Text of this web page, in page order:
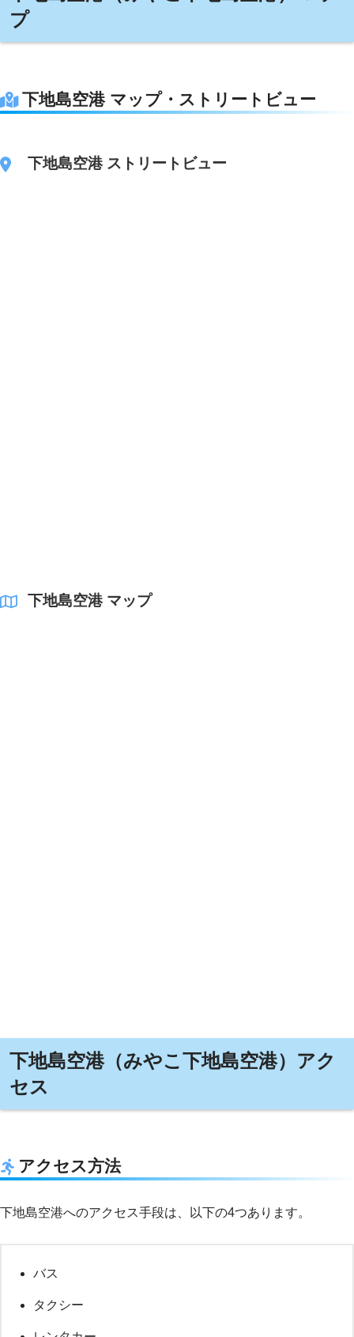
プ
下地島空港 マップ・ストリートビュー
下地島空港 ストリートビュー
下地島空港 マップ
下地島空港（みやこ下地島空港）アク
セス
アクセス方法
下地島空港へのアクセス手段は、以下の4つあります。
バス
タクシー